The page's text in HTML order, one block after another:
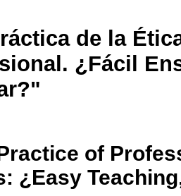
de la
¿Fácil
of
¿Easy